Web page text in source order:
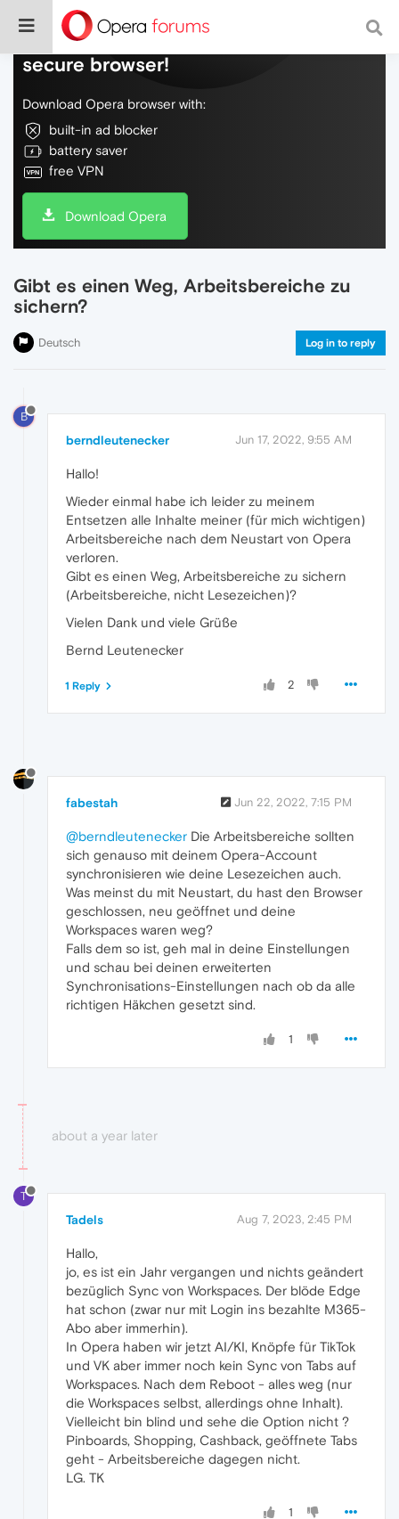
Do more on the web, with a fast and
secure browser!
Download Opera browser with:
built-in ad blocker
battery saver
free VPN
Download Opera
Gibt es einen Weg, Arbeitsbereiche zu
sichern?
Deutsch Log in to reply
B
berndleutenecker Jun 17, 2022, 9:55 AM
Hallo!
Wieder einmal habe ich leider zu meinem
Entsetzen alle Inhalte meiner (für mich wichtigen)
Arbeitsbereiche nach dem Neustart von Opera
verloren.
Gibt es einen Weg, Arbeitsbereiche zu sichern
(Arbeitsbereiche, nicht Lesezeichen)?
Vielen Dank und viele Grüße
Bernd Leutenecker
2
1 Reply
fabestah Jun 22, 2022, 7:15 PM
@berndleutenecker Die Arbeitsbereiche sollten
sich genauso mit deinem Opera-Account
synchronisieren wie deine Lesezeichen auch.
Was meinst du mit Neustart, du hast den Browser
geschlossen, neu geöffnet und deine
Workspaces waren weg?
Falls dem so ist, geh mal in deine Einstellungen
und schau bei deinen erweiterten
Synchronisations-Einstellungen nach ob da alle
richtigen Häkchen gesetzt sind.
1
about a year later
T
Tadels Aug 7, 2023, 2:45 PM
Hallo,
jo, es ist ein Jahr vergangen und nichts geändert
bezüglich Sync von Workspaces. Der blöde Edge
hat schon (zwar nur mit Login ins bezahlte M365-
Abo aber immerhin).
In Opera haben wir jetzt AI/KI, Knöpfe für TikTok
und VK aber immer noch kein Sync von Tabs auf
Workspaces. Nach dem Reboot - alles weg (nur
die Workspaces selbst, allerdings ohne Inhalt).
Vielleicht bin blind und sehe die Option nicht ?
Pinboards, Shopping, Cashback, geöffnete Tabs
geht - Arbeitsbereiche dagegen nicht.
LG. TK
1